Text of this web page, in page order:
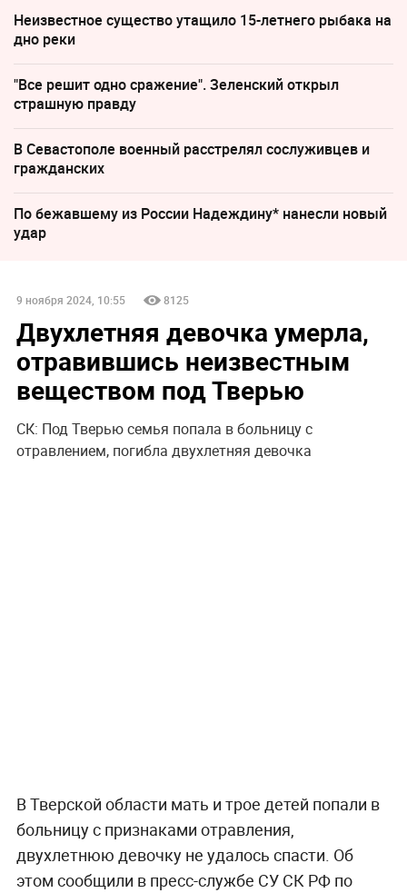
Неизвестное существо утащило 15-летнего рыбака на
дно реки
"Все решит одно сражение". Зеленский открыл
страшную правду
В Севастополе военный расстрелял сослуживцев и
гражданских
По бежавшему из России Надеждину* нанесли новый
удар
9 ноября 2024, 10:55 8125
Двухлетняя девочка умерла,
отравившись неизвестным
веществом под Тверью
СК: Под Тверью семья попала в больницу с
отравлением, погибла двухлетняя девочка
В Тверской области мать и трое детей попали в
больницу с признаками отравления,
двухлетнюю девочку не удалось спасти. Об
этом сообщили в пресс-службе СУ СК РФ по